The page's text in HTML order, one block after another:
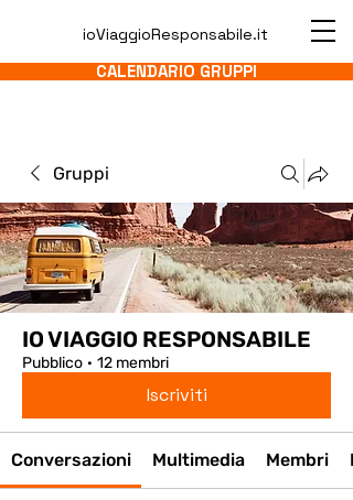
ioViaggioResponsabile.it
CALENDARIO GRUPPI
Gruppi
IO VIAGGIO RESPONSABILE
Pubblico · 12 membri
Iscriviti
Conversazioni Multimedia Membri